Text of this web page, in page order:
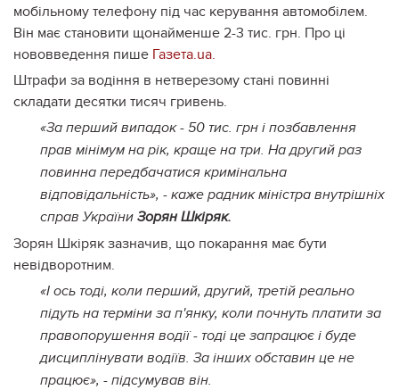
мобільному телефону під час керування автомобілем.
Він має становити щонайменше 2-3 тис. грн. Про ці
нововведення пише Газета.ua.
Штрафи за водіння в нетверезому стані повинні
складати десятки тисяч гривень.
«За перший випадок - 50 тис. грн і позбавлення
прав мінімум на рік, краще на три. На другий раз
повинна передбачатися кримінальна
відповідальність», - каже радник міністра внутрішніх
справ України Зорян Шкіряк.
Зорян Шкіряк зазначив, що покарання має бути
невідворотним.
«І ось тоді, коли перший, другий, третій реально
підуть на терміни за п'янку, коли почнуть платити за
правопорушення водії - тоді це запрацює і буде
дисциплінувати водіїв. За інших обставин це не
працює», - підсумував він.